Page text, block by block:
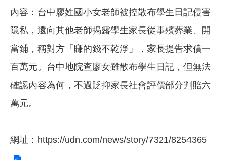
內容：台中廖姓國小女老師被控散布學生日記侵害
隱私，還向其他老師揭露學生家長從事殯葬業、開
當鋪，稱對方「賺的錢不乾淨」，家長提告求償一
百萬元。台中地院查廖女雖散布學生日記，但無法
確認內容為何，不過貶抑家長社會評價部分判賠六
萬元。
網址： https://udn.com/news/story/7321/8254365